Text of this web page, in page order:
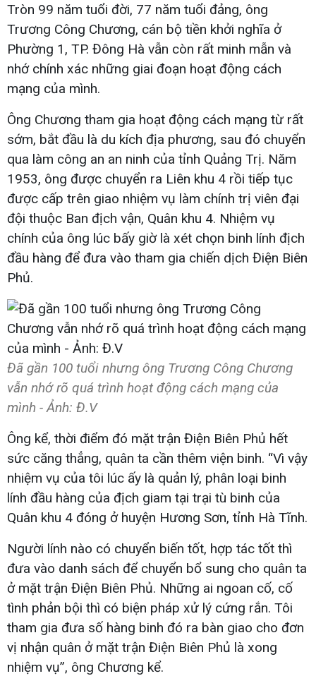
Tròn 99 năm tuổi đời, 77 năm tuổi đảng, ông
Trương Công Chương, cán bộ tiền khởi nghĩa ở
Phường 1, TP. Đông Hà vẫn còn rất minh mẫn và
nhớ chính xác những giai đoạn hoạt động cách
mạng của mình.
Ông Chương tham gia hoạt động cách mạng từ rất
sớm, bắt đầu là du kích địa phương, sau đó chuyển
qua làm công an an ninh của tỉnh Quảng Trị. Năm
1953, ông được chuyển ra Liên khu 4 rồi tiếp tục
được cấp trên giao nhiệm vụ làm chính trị viên đại
đội thuộc Ban địch vận, Quân khu 4. Nhiệm vụ
chính của ông lúc bấy giờ là xét chọn binh lính địch
đầu hàng để đưa vào tham gia chiến dịch Điện Biên
Phủ.
Đã gần 100 tuổi nhưng ông Trương Công Chương
vẫn nhớ rõ quá trình hoạt động cách mạng của
mình - Ảnh: Đ.V
Ông kể, thời điểm đó mặt trận Điện Biên Phủ hết
sức căng thẳng, quân ta cần thêm viện binh. “Vì vậy
nhiệm vụ của tôi lúc ấy là quản lý, phân loại binh
lính đầu hàng của địch giam tại trại tù binh của
Quân khu 4 đóng ở huyện Hương Sơn, tỉnh Hà Tĩnh.
Người lính nào có chuyển biến tốt, hợp tác tốt thì
đưa vào danh sách để chuyển bổ sung cho quân ta
ở mặt trận Điện Biên Phủ. Những ai ngoan cố, cố
tình phản bội thì có biện pháp xử lý cứng rắn. Tôi
tham gia đưa số hàng binh đó ra bàn giao cho đơn
vị nhận quân ở mặt trận Điện Biên Phủ là xong
nhiệm vụ”, ông Chương kể.